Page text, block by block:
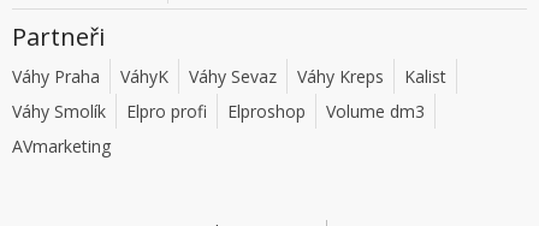
Partneři
Váhy Praha VáhyK Váhy Sevaz Váhy Kreps
Kalist
Váhy Smolík
Elpro profi Elproshop
Volume dm3
AVmarketing